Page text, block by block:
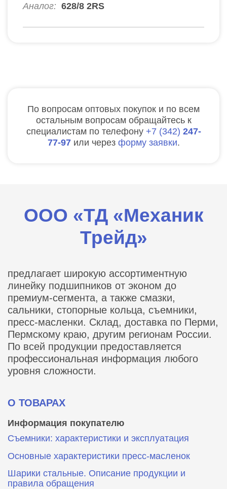
Аналог: 628/8 2RS
По вопросам оптовых покупок и по всем
остальным вопросам обращайтесь к
специалистам по телефону
7 342 247-
77-97 или через форму заявки.
ООО «ТД «Механик
Трейд»
предлагает широкую ассортиментную
линейку подшипников от эконом до
премиум-сегмента, а также смазки,
сальники, стопорные кольца, съемники,
пресс-масленки. Склад, доставка по Перми,
Пермскому краю, другим регионам России.
По всей продукции предоставляется
профессиональная информация любого
уровня сложности.
О ТОВАРАХ
Информация покупателю
Съемники: характеристики и эксплуатация
Основные характеристики пресс‑масленок
Шарики стальные. Описание продукции и
правила обращения